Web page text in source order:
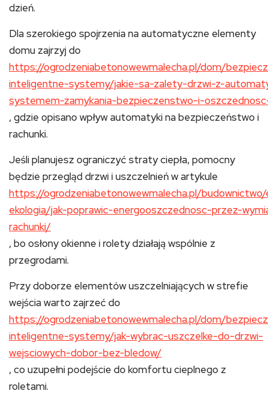
dzień.
Dla szerokiego spojrzenia na automatyczne elementy
domu zajrzyj do
https://ogrodzeniabetonowewmalecha.pl/dom/
inteligentne-systemy/jakie-sa-zalety-drzwi-z-
systemem-zamykania-bezpieczenstwo-i-
, gdzie opisano wpływ automatyki na bezpieczeństwo i
rachunki.
Jeśli planujesz ograniczyć straty ciepła, pomocny
będzie przegląd drzwi i uszczelnień w artykule
https://ogrodzeniabetonowewmalecha.pl/
ekologia/jak-poprawic-energooszczednosc-przez-
rachunki/
, bo osłony okienne i rolety działają wspólnie z
przegrodami.
Przy doborze elementów uszczelniających w strefie
wejścia warto zajrzeć do
https://ogrodzeniabetonowewmalecha.pl/dom/
inteligentne-systemy/jak-wybrac-uszczelke-do-drzwi-
wejsciowych-dobor-bez-bledow/
, co uzupełni podejście do komfortu cieplnego z
roletami.